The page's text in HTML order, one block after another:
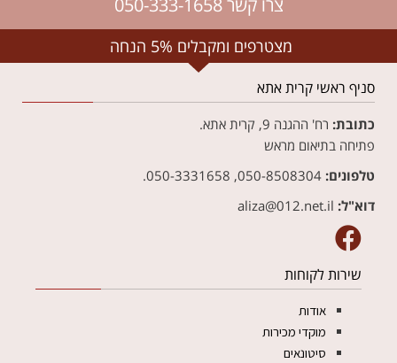
צרו קשר 050-333-1658
מצטרפים ומקבלים 5% הנחה
סניף ראשי קרית אתא
כתובת: רח' ההגנה 9, קרית אתא.
פתיחה בתיאום מראש
טלפונים:
דוא"ל:
שירות לקוחות
אודות
מוקדי מכירות
סיטונאים